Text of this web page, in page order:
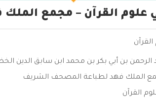
علوم القرآن – مجمع
الرحمن بن أبي بكر بن محمد ابن سابق الدين
الملك فهد لطباعة المصحف الشريف
القرآن